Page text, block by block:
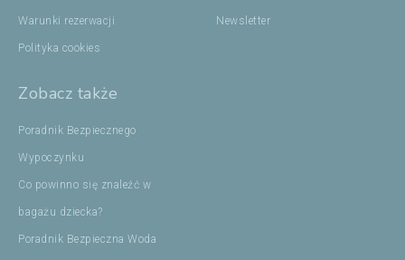
Warunki rezerwacji
Polityka cookies
Newsletter
Zobacz także
Poradnik Bezpiecznego
Wypoczynku
Co powinno się znaleźć w
bagażu dziecka?
Poradnik Bezpieczna Woda